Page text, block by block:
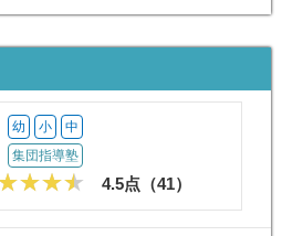
幼 小 中
集団指導塾
4.5点（41）